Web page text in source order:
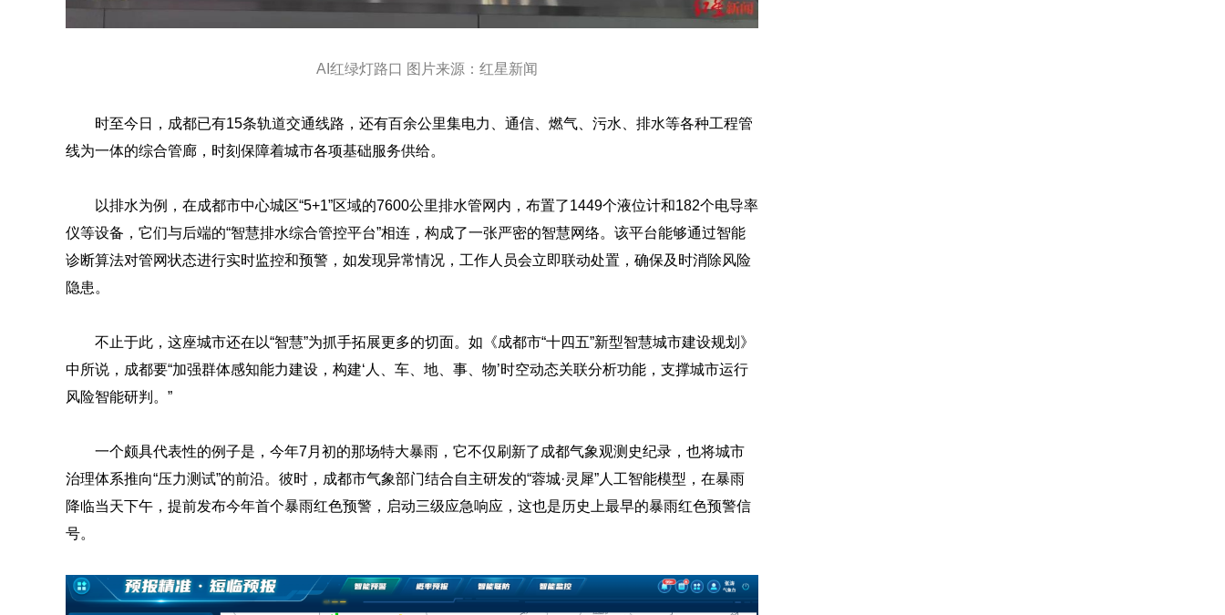
AI红绿灯路口 图片来源：红星新闻
时至今日，成都已有15条轨道交通线路，还有百余公里集电力、通信、燃气、污水、排水等各种工程管
线为一体的综合管廊，时刻保障着城市各项基础服务供给。
以排水为例，在成都市中心城区“5+1”区域的7600公里排水管网内，布置了1449个液位计和182个电导率
仪等设备，它们与后端的“智慧排水综合管控平台”相连，构成了一张严密的智慧网络。该平台能够通过智能
诊断算法对管网状态进行实时监控和预警，如发现异常情况，工作人员会立即联动处置，确保及时消除风险
隐患。
不止于此，这座城市还在以“智慧”为抓手拓展更多的切面。如《成都市“十四五”新型智慧城市建设规划》
中所说，成都要“加强群体感知能力建设，构建‘人、车、地、事、物’时空动态关联分析功能，支撑城市运行
风险智能研判。”
一个颇具代表性的例子是，今年7月初的那场特大暴雨，它不仅刷新了成都气象观测史纪录，也将城市
治理体系推向“压力测试”的前沿。彼时，成都市气象部门结合自主研发的“蓉城·灵犀”人工智能模型，在暴雨
降临当天下午，提前发布今年首个暴雨红色预警，启动三级应急响应，这也是历史上最早的暴雨红色预警信
号。